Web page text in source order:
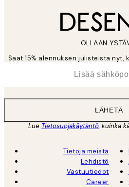
OLLAAN
Saat 15% alennuksen julisteista nyt,
LÄHETÄ
Lue Tietosuojakäytäntö, kuinka
Tietoja meistä
Lehdistö
Vastuutiedot
Career